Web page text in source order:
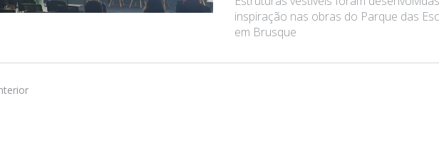
inspiração nas obras do Parque das
em Brusque